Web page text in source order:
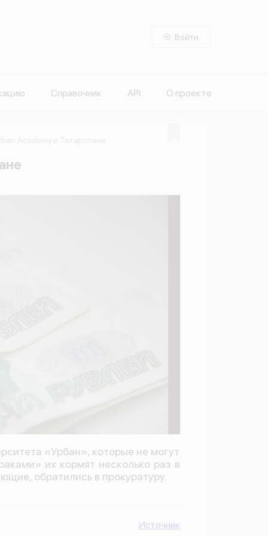
Войти
Справочник API О проекте
«Урбан», которые не могут
их кормят несколько раз в
обратились в прокуратуру.
Источник